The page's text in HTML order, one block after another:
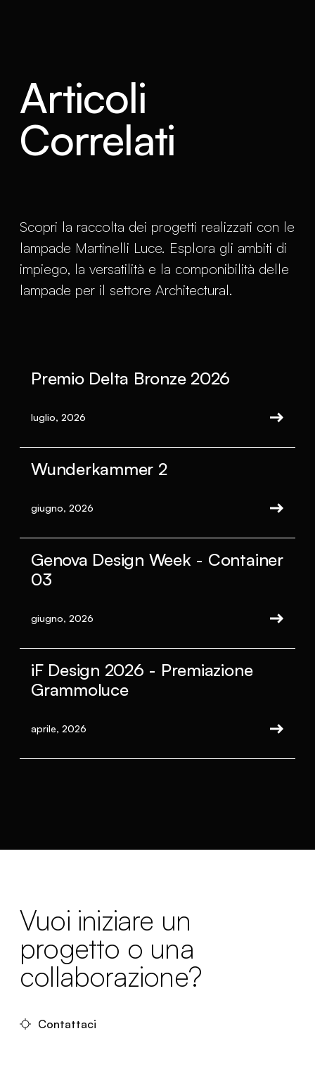
Articoli
Correlati
Scopri la raccolta dei progetti realizzati con le
lampade Martinelli Luce. Esplora gli ambiti di
impiego, la versatilità e la componibilità delle
lampade per il settore Architectural.
Premio Delta Bronze 2026
luglio, 2026
Wunderkammer 2
giugno, 2026
Genova Design Week - Container
03
giugno, 2026
iF Design 2026 - Premiazione
Grammoluce
aprile, 2026
Vuoi iniziare un
progetto o una
collaborazione?
Contattaci